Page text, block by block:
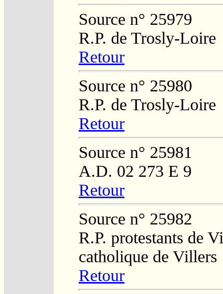
Source n° 25979
R.P. de Trosly-Loire
Retour
Source n° 25980
R.P. de Trosly-Loire
Retour
Source n° 25981
A.D. 02 273 E 9
Retour
Source n° 25982
R.P. protestants de
catholique de Villers
Retour